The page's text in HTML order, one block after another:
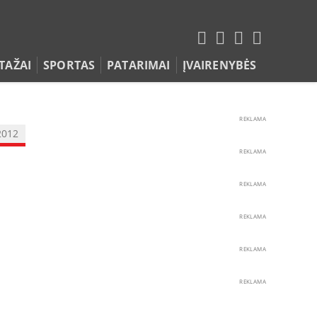
SPORTAS PATARIMAI ĮVAIRENYBĖS
REKLAMA
REKLAMA
REKLAMA
REKLAMA
REKLAMA
REKLAMA